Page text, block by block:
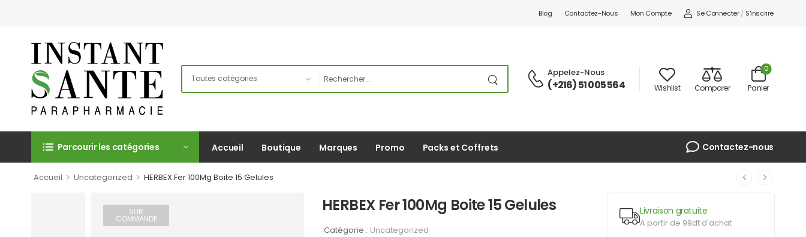
Blog Contactez-Nous Mon Compte Se Connecter / S'inscrire
Appelez-Nous :
(+216) 51 005 564 Wishlist Comparer Panier
0
Parcourir les catégories Accueil Boutique Marques Promo Packs et Coffrets Contactez-nous
Accueil > Uncategorized > HERBEX Fer 100Mg Boite 15 Gelules
Livraison gratuite
A partir de 99dt d'achat
SUR
COMMANDE
HERBEX Fer 100Mg Boite 15 Gelules
Catégorie : Uncategorized